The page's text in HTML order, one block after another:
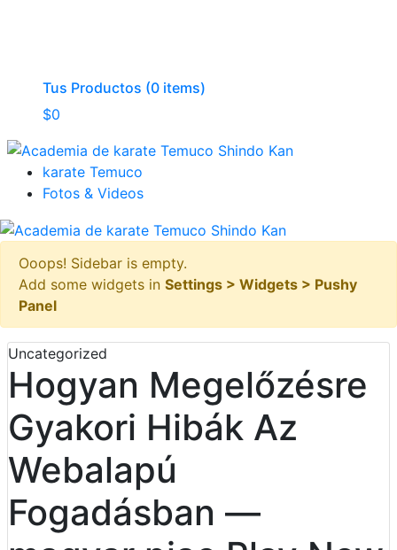
Tus Productos (0 items)
$0
karate Temuco
Fotos & Videos
Ooops! Sidebar is empty.
Add some widgets in Settings > Widgets > Pushy
Panel
Uncategorized
Hogyan Megelőzésre
Gyakori Hibák Az
Webalapú
Fogadásban —